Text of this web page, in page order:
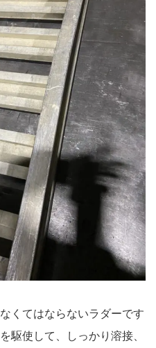
くてはならないラダーです
駆使して、しっかり溶接、